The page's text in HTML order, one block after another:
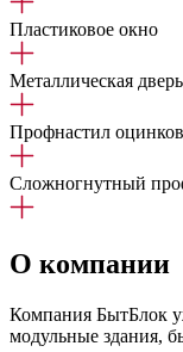
Пластиковое окно
Металлическая дверь
Профнастил
Сложногнутный
О компании
Компания БытБлок
модульные здания,